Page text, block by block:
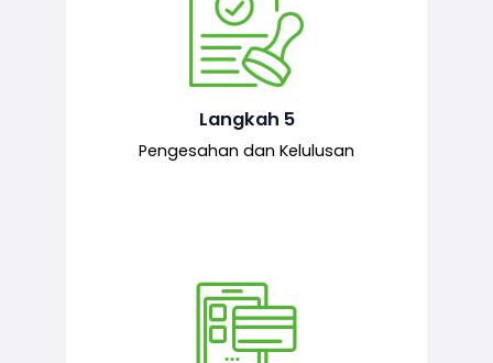
Langkah 5
Pengesahan dan Kelulusan
Pegawai pelulus menilai permohonan
dan memberi pengesahan serta
kelulusan akhir sekiranya semuanya
mematuhi syarat ditetapkan.